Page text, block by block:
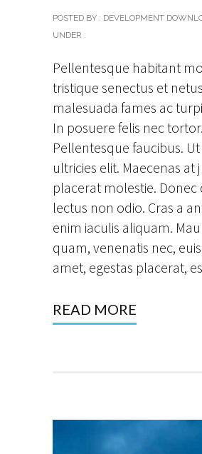
POSTED BY : DEVELOPMENT
UNDER :
Pellentesque habitant
tristique senectus et
malesuada fames ac
In posuere felis nec tortor.
Pellentesque faucibus.
ultricies elit. Maecenas at
placerat molestie. Donec
lectus non odio. Cras a
enim iaculis aliquam.
quam, venenatis nec,
amet, egestas placerat,
READ MORE